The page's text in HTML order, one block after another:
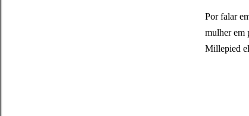
Por falar
mulher em
Millepied